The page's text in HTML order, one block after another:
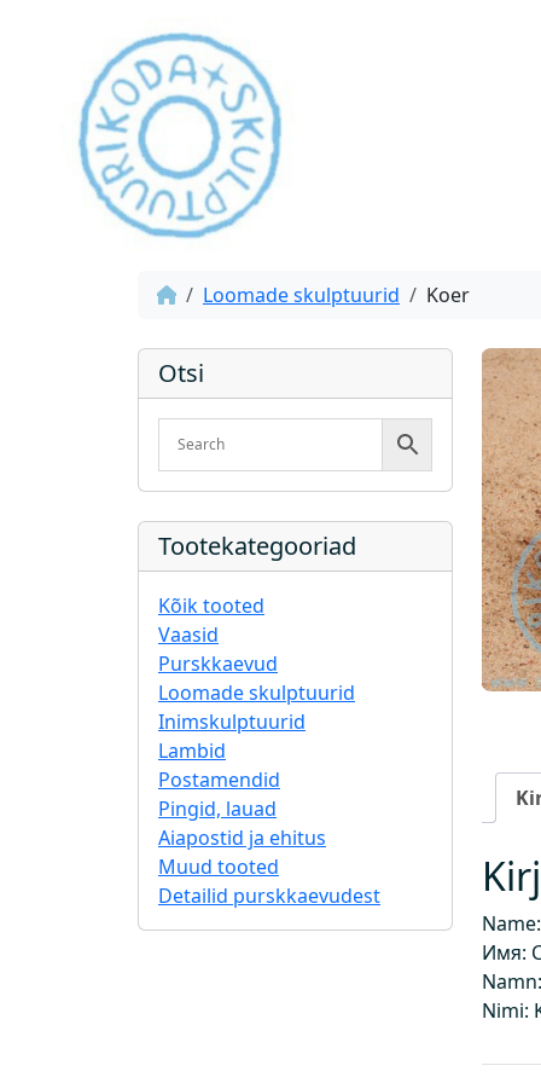
Loomade skulptuurid Koer
Otsi
Tootekategooriad
Kõik tooted
Vaasid
Purskkaevud
Loomade skulptuurid
Inimskulptuurid
Lambid
Postamendid
Pingid, lauad
Aiapostid ja ehitus
Muud tooted
Detailid purskkaevudest
Имя:
Nimi: